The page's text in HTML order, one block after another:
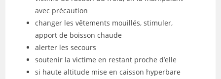
avec précaution
changer les vêtements mouillés, stimuler,
apport de boisson chaude
alerter les secours
soutenir la victime en restant proche d’elle
si haute altitude mise en caisson hyperbare